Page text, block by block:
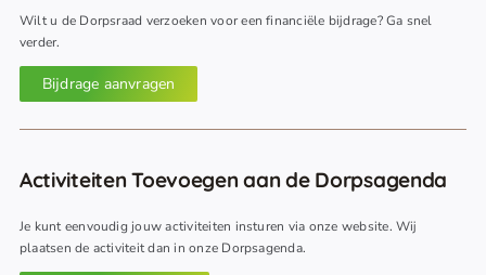
Wilt u de Dorpsraad verzoeken voor een financiële bijdrage? Ga snel
verder.
Bijdrage aanvragen
Activiteiten Toevoegen aan de Dorpsagenda
Je kunt eenvoudig jouw activiteiten insturen via onze website. Wij
plaatsen de activiteit dan in onze Dorpsagenda.